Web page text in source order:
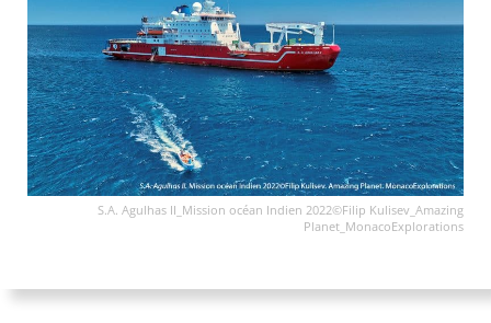
S.A. Agulhas II_Mission océan Indien 2022©Filip Kulisev_Amazing
Planet_MonacoExplorations